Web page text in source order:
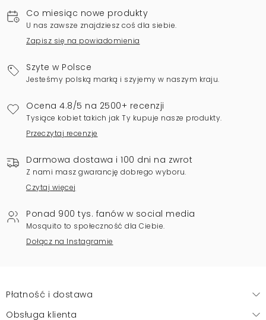
Co miesiąc nowe produkty
U nas zawsze znajdziesz coś dla siebie.
Zapisz się na powiadomienia
Szyte w Polsce
Jesteśmy polską marką i szyjemy w naszym kraju.
Ocena 4.8/5 na 2500+ recenzji
Tysiące kobiet takich jak Ty kupuje nasze produkty.
Przeczytaj recenzje
Darmowa dostawa i 100 dni na zwrot
Z nami masz gwarancję dobrego wyboru.
Czytaj więcej
Ponad 900 tys. fanów w social media
Mosquito to społeczność dla Ciebie.
Dołącz na Instagramie
Płatność i dostawa
Obsługa klienta